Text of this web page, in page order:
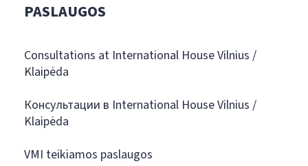
PASLAUGOS
Consultations at International House Vilnius /
Klaipėda
Консультации в International House Vilnius /
Klaipėda
VMI teikiamos paslaugos